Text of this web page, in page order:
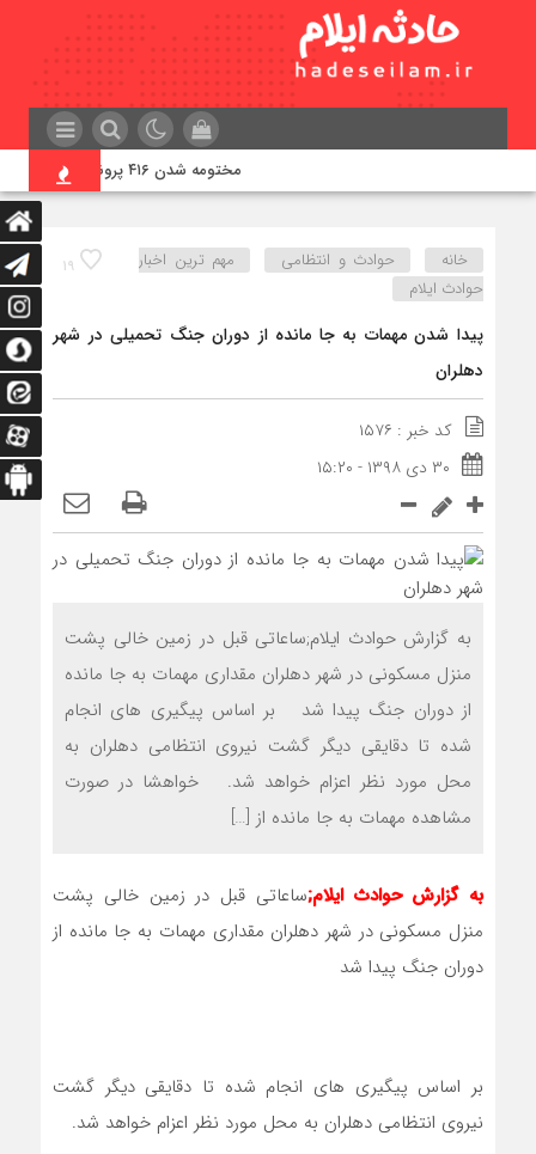
مختومه شدن ۴۱۶ پرونده در هیئت‌های صلح ایلام
۱۹ خانه حوادث و انتظامی
مهم ترین اخبار
حوادث ایلام
پیدا شدن مهمات به جا مانده از دوران جنگ تحمیلی در شهر
دهلران
کد خبر : ۱۵۷۶
۳۰ دی ۱۳۹۸ - ۱۵:۲۰
به گزارش حوادث ایلام;ساعاتی قبل در زمین خالی پشت
منزل مسکونی در شهر دهلران مقداری مهمات به جا مانده
از دوران جنگ پیدا شد بر اساس پیگیری های انجام
شده تا دقایقی دیگر گشت نیروی انتظامی دهلران به
محل مورد نظر اعزام خواهد شد. خواهشا در صورت
مشاهده مهمات به جا مانده از […]
به گزارش حوادث ایلام;ساعاتی قبل در زمین خالی پشت
منزل مسکونی در شهر دهلران مقداری مهمات به جا مانده از
دوران جنگ پیدا شد
بر اساس پیگیری های انجام شده تا دقایقی دیگر گشت
نیروی انتظامی دهلران به محل مورد نظر اعزام خواهد شد.